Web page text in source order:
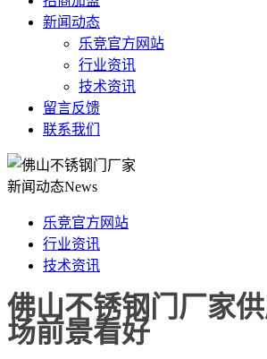
新闻动态
乐竞官方网站
行业资讯
技术资讯
留言反馈
联系我们
新闻动态News
乐竞官方网站
行业资讯
技术资讯
佛山不锈钢门厂家
场前景看好